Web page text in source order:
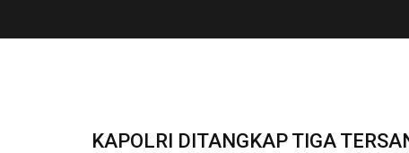
KAPOLRI DITANGKAP TIGA